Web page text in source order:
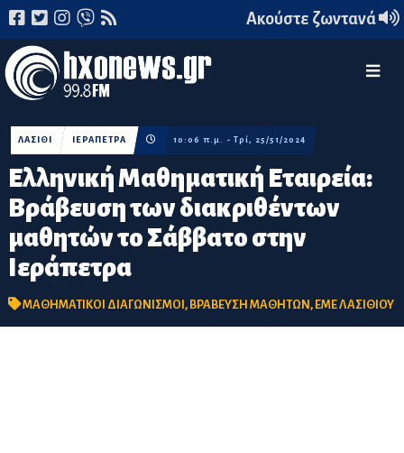
Ακούστε ζωντανά
Ελληνική Μαθηματική Εταιρεία:
Βράβευση των διακριθέντων
μαθητών το Σάββατο στην
Ιεράπετρα
ΛΑΣΙΘΙ ΙΕΡΑΠΕΤΡΑ 10:06 π.μ. - Τρί, 25/51/2024
ΜΑΘΗΜΑΤΙΚΟΙ ΔΙΑΓΩΝΙΣΜΟΙ, ΒΡΑΒΕΥΣΗ ΜΑΘΗΤΩΝ, ΕΜΕ ΛΑΣΙΘΙΟΥ